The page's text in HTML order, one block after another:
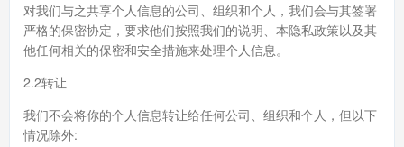
对我们与之共享个人信息的公司、组织和个人，我们会与其签署
严格的保密协定，要求他们按照我们的说明、本隐私政策以及其
他任何相关的保密和安全措施来处理个人信息。
2.2转让
我们不会将你的个人信息转让给任何公司、组织和个人，但以下
情况除外: